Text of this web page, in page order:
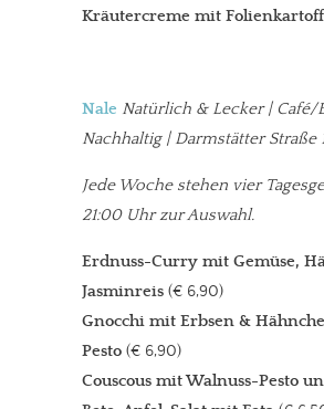
Kräutercreme mit
Nale Natürlich & Lecker | Café/
Nachhaltig | Darmstätter Straße
Jede Woche stehen vier
21:00 Uhr zur Auswahl.
Erdnuss-Curry mit Gemüse,
Jasminreis (€ 6,90)
Gnocchi mit Erbsen &
Pesto (€ 6,90)
Couscous mit Walnuss-Pesto